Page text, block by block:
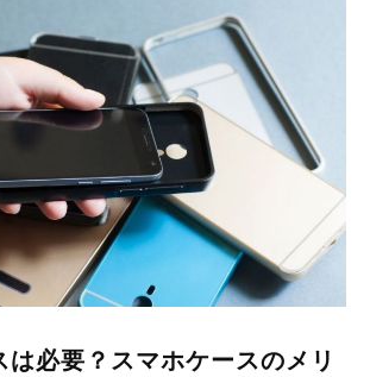
は必要？スマホケースのメリ